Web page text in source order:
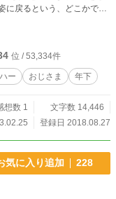
に戻るという、どこかで聞
ンジしたような意味のわ
めの旅をしつつ、真実の
とにしておく。
位 / 53,334件
ー おじさま 年下
想数 1
文字数 14,446
登録日 2018.08.27
気に入り追加 228